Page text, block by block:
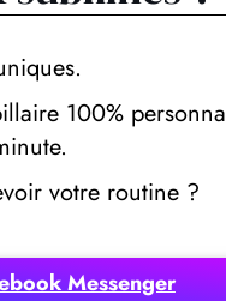
100%
votre routine ?
Messenger